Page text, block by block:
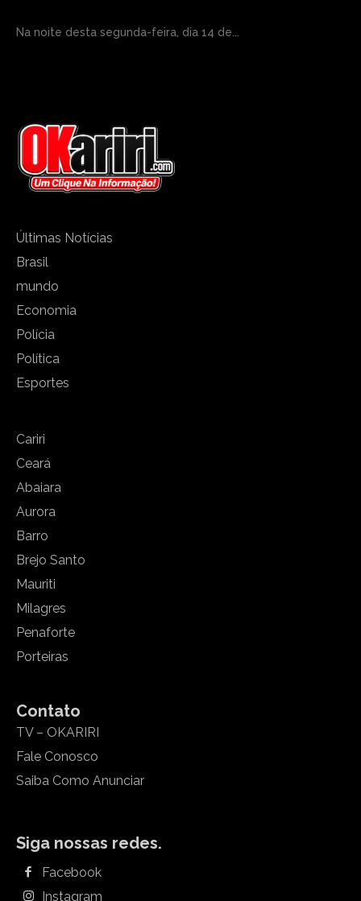
Na noite desta segunda-feira, dia 14 de...
Últimas Notícias
Brasil
mundo
Economia
Polícia
Política
Esportes
Cariri
Ceará
Abaiara
Aurora
Barro
Brejo Santo
Mauriti
Milagres
Penaforte
Porteiras
Contato
TV – OKARIRI
Fale Conosco
Saiba Como Anunciar
Siga nossas redes.
Facebook
Instagram